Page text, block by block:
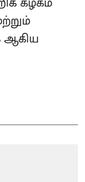
ஆகிய